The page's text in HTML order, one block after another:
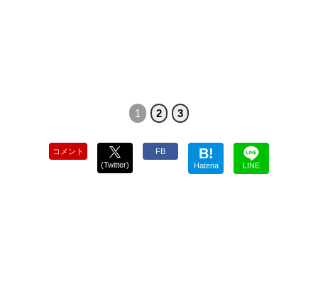
1 2 3
コメント
(Twitter)
FB B!
Hatena LINE